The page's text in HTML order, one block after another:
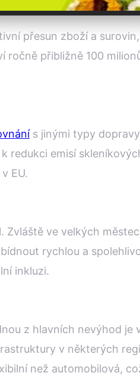
přesun zboží a
přibližně 100
s jinými typy
emisí
EU.
ve velkých
rychlou a
inkluzi.
z hlavních nevýhod je
v některých
než automobilová,